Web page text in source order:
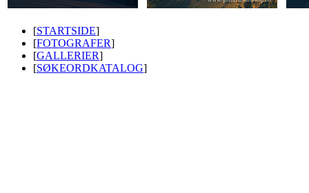
[STARTSIDE]
[FOTOGRAFER]
[GALLERIER]
[SØKEORDKATALOG]